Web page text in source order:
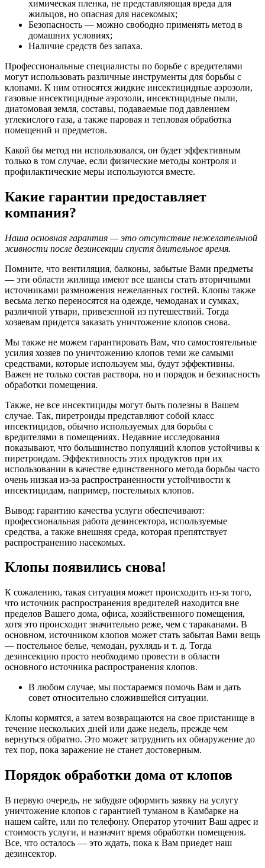
химическая пленка, не представляющая вреда для
жильцов, но опасная для насекомых;
Безопасность — можно свободно применять метод в
домашних условиях;
Наличие средств без запаха.
Профессиональные специалисты по борьбе с вредителями
могут использовать различные инструменты для борьбы с
клопами. К ним относятся жидкие инсектицидные аэрозоли,
газовые инсектицидные аэрозоли, инсектицидные пыли,
диатомовая земля, составы, подаваемые под давлением
углекислого газа, а также паровая и тепловая обработка
помещений и предметов.
Какой бы метод ни использовался, он будет эффективным
только в том случае, если физические методы контроля и
профилактические меры используются вместе.
Какие гарантии предоставляет
компания?
Наша основная гарантия — это отсутствие нежелательной
живности после дезинсекции спустя длительное время.
Помните, что вентиляция, балконы, забытые Вами предметы
— эти области жилища имеют все шансы стать вторичными
источниками размножения нежеланных гостей. Клопы также
весьма легко переносятся на одежде, чемоданах и сумках,
различной утвари, привезенной из путешествий. Тогда
хозяевам придется заказать уничтожение клопов снова.
Мы также не можем гарантировать Вам, что самостоятельные
усилия хозяев по уничтожению клопов теми же самыми
средствами, которые используем мы, будут эффективны.
Важен не только состав раствора, но и порядок и безопасность
обработки помещения.
Также, не все инсектициды могут быть полезны в Вашем
случае. Так, пиретроиды представляют собой класс
инсектицидов, обычно используемых для борьбы с
вредителями в помещениях. Недавние исследования
показывают, что большинство популяций клопов устойчивы к
пиретроидам. Эффективность этих продуктов при их
использовании в качестве единственного метода борьбы часто
очень низкая из-за распространенности устойчивости к
инсектицидам, например, постельных клопов.
Вывод: гарантию качества услуги обеспечивают:
профессиональная работа дезинсектора, используемые
средства, а также внешняя среда, которая препятствует
распространению насекомых.
Клопы появились снова!
К сожалению, такая ситуация может происходить из-за того,
что источник распространения вредителей находится вне
пределов Вашего дома, офиса, хозяйственного помещения,
хотя это происходит значительно реже, чем с тараканами. В
основном, источником клопов может стать забытая Вами вещь
— постельное белье, чемодан, рухлядь и т. д. Тогда
дезинсекцию просто необходимо провести в области
основного источника распространения клопов.
В любом случае, мы постараемся помочь Вам и дать
совет относительно сложившейся ситуации.
Клопы кормятся, а затем возвращаются на свое пристанище в
течение нескольких дней или даже недель, прежде чем
вернуться обратно. Это может затруднить их обнаружение до
тех пор, пока заражение не станет достоверным.
Порядок обработки дома от клопов
В первую очередь, не забудьте оформить заявку на услугу
уничтожение клопов с гарантией туманом в Камбарке на
нашем сайте, или по телефону. Оператор уточнит Ваш адрес и
стоимость услуги, и назначит время обработки помещения.
Все, что осталось — это ждать, пока к Вам приедет наш
дезинсектор.